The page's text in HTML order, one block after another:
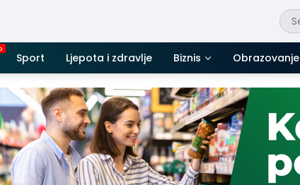
Sport Ljepota i zdravlje Biznis Obrazovanje